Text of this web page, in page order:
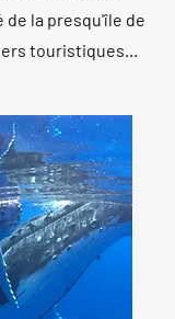
de la presqu'île de
touristiques...